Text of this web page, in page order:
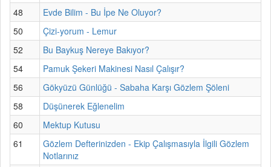
48
Evde Bilim - Bu İpe Ne Oluyor?
50
Çizi-yorum - Lemur
52
Bu Baykuş Nereye Bakıyor?
54
Pamuk Şekeri Makinesi Nasıl Çalışır?
56
Gökyüzü Günlüğü - Sabaha Karşı Gözlem Şöleni
58
Düşünerek Eğlenelim
60
Mektup Kutusu
61
Gözlem Defterinizden - Ekip Çalışmasıyla İlgili Gözlem
Notlarınız